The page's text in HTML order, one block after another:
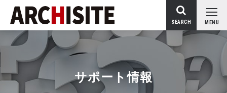
MENU
SEARCH
サポート情報